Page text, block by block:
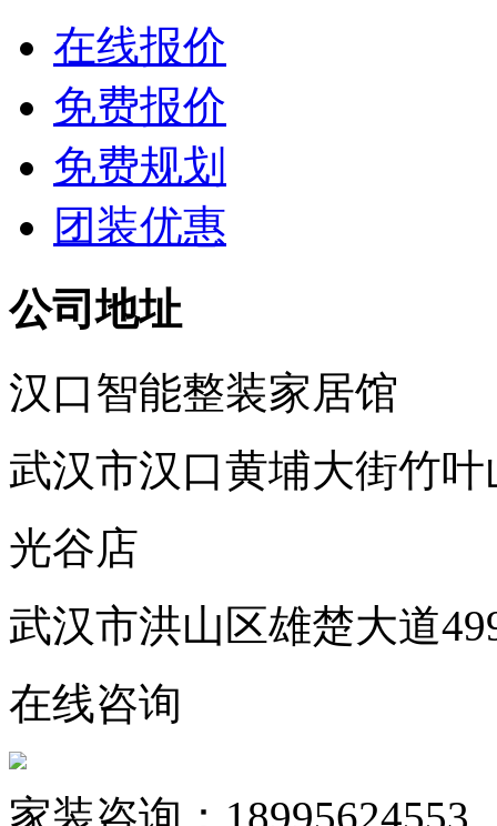
在线报价
免费报价
免费规划
团装优惠
公司地址
汉口智能整装家居馆
武汉市汉口黄埔大街竹
光谷店
武汉市洪山区雄楚大道
在线咨询